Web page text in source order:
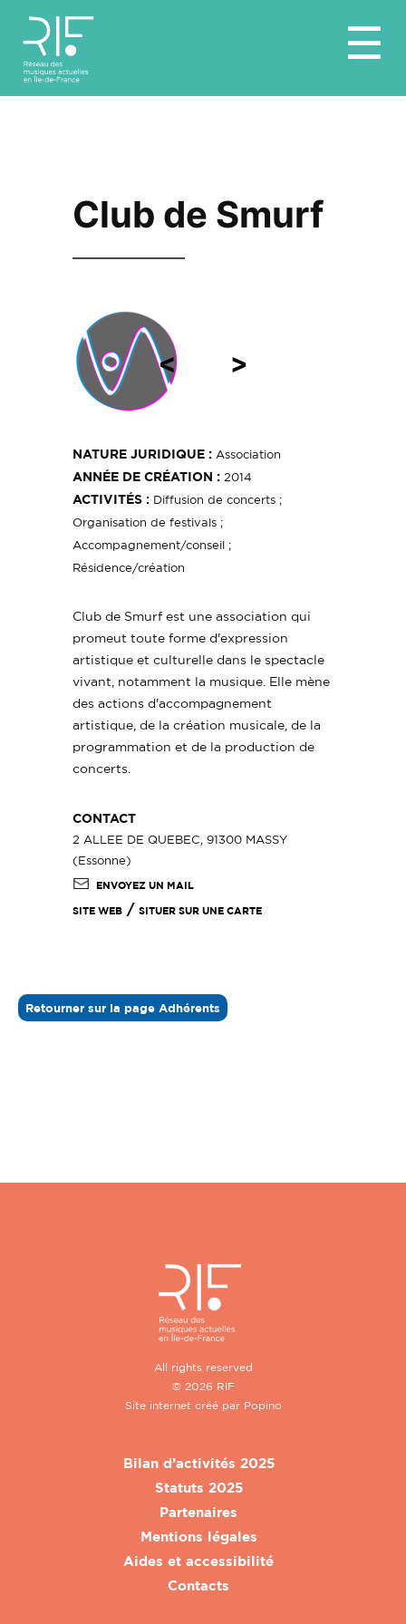
☰
Club de Smurf
NATURE JURIDIQUE : Association
ANNÉE DE CRÉATION : 2014
ACTIVITÉS : Diffusion de concerts ;
Organisation de festivals ;
Accompagnement/conseil ;
Résidence/création
Club de Smurf est une association qui
promeut toute forme d'expression
artistique et culturelle dans le spectacle
vivant, notamment la musique. Elle mène
des actions d'accompagnement
artistique, de la création musicale, de la
programmation et de la production de
concerts.
CONTACT
2 ALLEE DE QUEBEC, 91300 MASSY
(Essonne)
ENVOYEZ UN MAIL
SITE WEB / SITUER SUR UNE CARTE
< >
Retourner sur la page Adhérents
All rights reserved
© 2026 RIF
Site internet créé par Popino
Bilan d’activités 2025
Statuts 2025
Partenaires
Mentions légales
Aides et accessibilité
Contacts